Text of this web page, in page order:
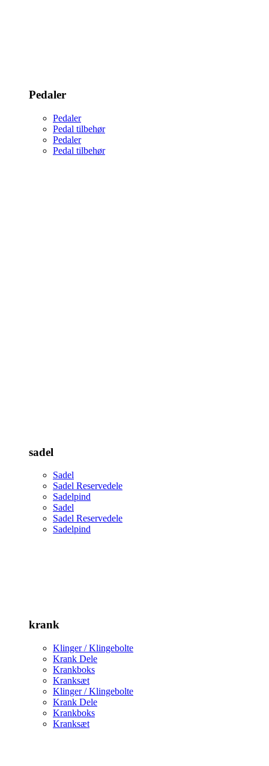
Pedaler
Pedaler
Pedal tilbehør
Pedaler
Pedal tilbehør
sadel
Sadel
Sadel Reservedele
Sadelpind
Sadel
Sadel Reservedele
Sadelpind
krank
Klinger / Klingebolte
Krank Dele
Krankboks
Kranksæt
Klinger / Klingebolte
Krank Dele
Krankboks
Kranksæt